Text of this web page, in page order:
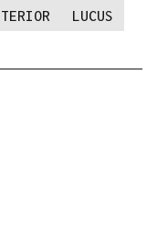
LUCUS